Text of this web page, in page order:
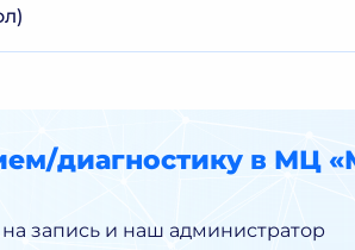
диагностику в МЦ
на запись и наш администратор